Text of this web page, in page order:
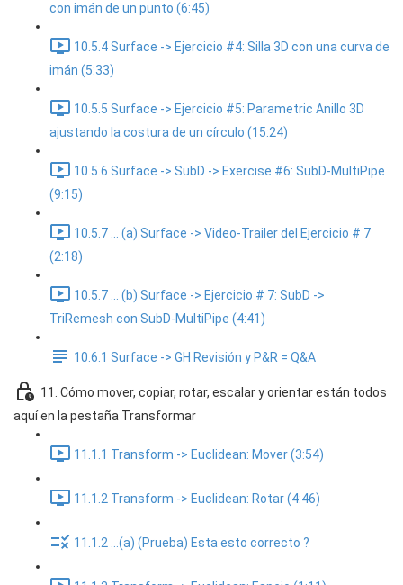
con imán de un punto (6:45)
10.5.4 Surface -> Ejercicio #4: Silla 3D con una curva de
imán (5:33)
10.5.5 Surface -> Ejercicio #5: Parametric Anillo 3D
ajustando la costura de un círculo (15:24)
10.5.6 Surface -> SubD -> Exercise #6: SubD-MultiPipe
(9:15)
10.5.7 ... (a) Surface -> Video-Trailer del Ejercicio # 7
(2:18)
10.5.7 ... (b) Surface -> Ejercicio # 7: SubD ->
TriRemesh con SubD-MultiPipe (4:41)
10.6.1 Surface -> GH Revisión y P&R = Q&A
11. Cómo mover, copiar, rotar, escalar y orientar están todos
aquí en la pestaña Transformar
11.1.1 Transform -> Euclidean: Mover (3:54)
11.1.2 Transform -> Euclidean: Rotar (4:46)
11.1.2 ...(a) (Prueba) Esta esto correcto ?